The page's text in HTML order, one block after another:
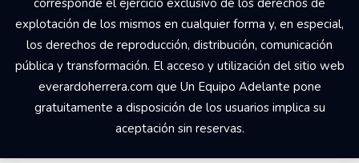
corresponde el ejercicio exclusivo de los derechos de
explotación de los mismos en cualquier forma y, en especial,
los derechos de reproducción, distribución, comunicación
pública y transformación. El acceso y utilización del sitio web
everardoherrera.com que Un Equipo Adelante pone
gratuitamente a disposición de los usuarios implica su
aceptación sin reservas.